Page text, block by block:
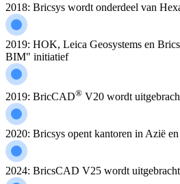
2018: Bricsys wordt onderdeel van
2019: HOK, Leica Geosystems en
BIM" initiatief
2019: BricCAD® V20 wordt
2020: Bricsys opent kantoren in Azië
2024: BricsCAD V25 wordt uitgebracht